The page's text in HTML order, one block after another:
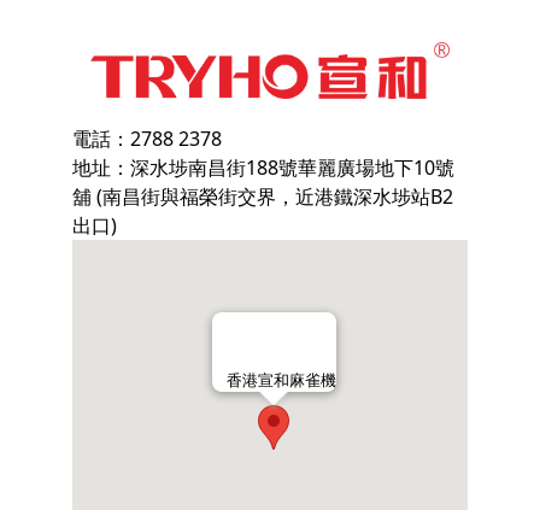
電話：2788 2378
地址：深水埗南昌街188號華麗廣場地下10號
舖 (南昌街與福榮街交界，近港鐵深水埗站B2
出口)
香港宣和麻雀機